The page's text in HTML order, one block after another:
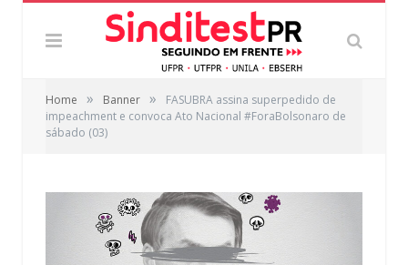
Home » Banner »
FASUBRA assina superpedido de
impeachment e convoca Ato Nacional #ForaBolsonaro de
sábado (03)